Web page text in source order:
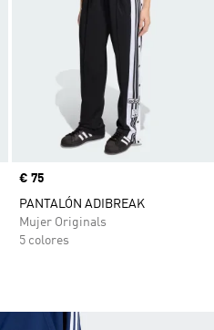
Precio
€ 75
PANTALÓN ADIBREAK
Mujer Originals
5 colores